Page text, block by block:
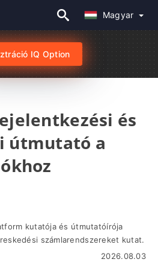
Magyar
IQ Option
és
útmutató a
kutatója és útmutatóírója
számlarendszereket kutat.
2026.08.03